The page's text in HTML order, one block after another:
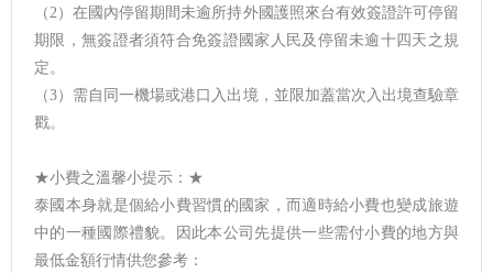
（2）在國內停留期間未逾所持外國護照來台有效簽證許可停留
期限，無簽證者須符合免簽證國家人民及停留未逾十四天之規
定。
（3）需自同一機場或港口入出境，並限加蓋當次入出境查驗章
戳。
★小費之溫馨小提示：★
泰國本身就是個給小費習慣的國家，而適時給小費也變成旅遊
中的一種國際禮貌。因此本公司先提供一些需付小費的地方與
最低金額行情供您參考：